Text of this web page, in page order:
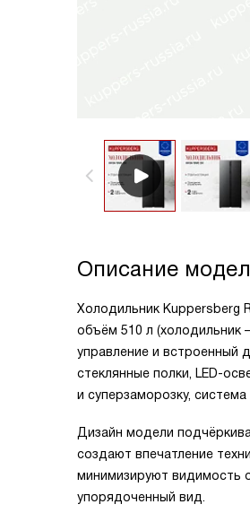
Описание
Холодильник Kuppersberg
объём 510 л (холодильник
управление и встроенный
стеклянные полки, LED-
и суперзаморозку,
Дизайн модели
создают впечатление
минимизируют видимость
упорядоченный вид.